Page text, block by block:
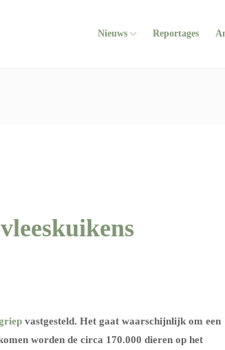
Nieuws Reportages
vastgesteld. Het gaat waarschijnlijk om een
worden de circa 170.000 dieren op het